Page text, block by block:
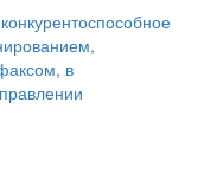
в